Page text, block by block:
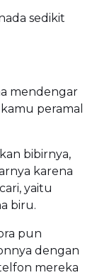
sedikit
mendengar
peramal
bibirnya,
karena
yaitu
biru.
pun
dengan
mereka